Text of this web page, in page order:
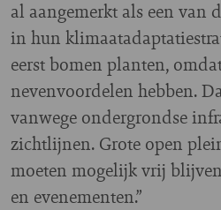
al aangemerkt als een van
in hun
eerst bomen planten,
nevenvoordelen hebben.
vanwege ondergrondse
zichtlijnen. Grote open
moeten mogelijk vrij
en evenementen.”